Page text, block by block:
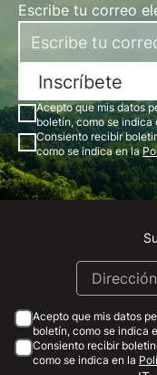
Escribe tu correo
Inscríbete
Acepto que mis datos
boletín, como se indica
Consiento recibir
como se indica en la
Acepto que mis datos
boletín, como se indica
Consiento recibir
como se indica en la